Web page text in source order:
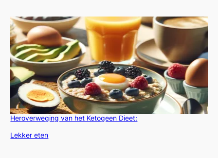
Heroverweging van het Ketogeen Dieet:
In relatie tot
Lekker eten